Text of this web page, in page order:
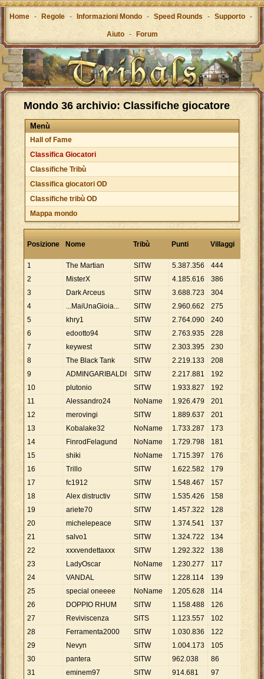
Home - Regole - Informazioni Mondo - Speed Rounds - Supporto -
Aiuto - Forum
Mondo 36 archivio: Classifiche giocatore
Menù
Hall of Fame
Classifica Giocatori
Classifiche Tribù
Classifica giocatori OD
Classifiche tribù OD
Mappa mondo
Posizione Nome Tribù Punti Villaggi
Punti
1
The Martian SITW 5.387.356 444
134
2
MisterX SITW 4.185.616 386 10
844
3
Dark Arceus SITW 3.688.723 304 . 134
4
...MaiUnaGioia... SITW 2.960.662 275 10
766
5
khry1 SITW 2.764.090 240
517
6
edootto94 SITW 2.763.935 228 12
123
7
keywest SITW 2.303.395 230 10
015
8
The Black Tank SITW 2.219.133 208
669
9
ADMINGARIBALDI SITW 2.217.881 192 11 . 551
10
plutonio SITW 1.933.827 192 .
11
Alessandro24 NoName 1.926.479 201
12
merovingi SITW 1.889.637 201
401
13
Kobalake32 NoName 1.733.287 173 10
019
14
FinrodFelagund NoName 1.729.798 181
15
shiki NoName 1.715.397 176 9
16
Trillo SITW 1.622.582 179
065
17
fc1912 SITW 1.548.467 157 9
18
Alex distructiv SITW 1.535.426 158
19
ariete70 SITW 1.457.322 128 11
20
michelepeace SITW 1.374.541 137 10
033
21
salvo1 SITW 1.324.722 134
22
xxxvendettaxxx SITW 1.292.322 138 9 365
23
LadyOscar NoName 1.230.277 117 .
515
24
VANDAL SITW 1.228.114 139
25
special oneeee NoName 1.205.628 114 .576
26
DOPPIO RHUM SITW 1.158.488 126 9
27
Reviviscenza SITS 1.123.557 102
015
28
Ferramenta2000 SITW 1.030.836 122 8
29
Nevyn SITW 1.004.173 105
30
pantera SITW 962.038 86 11
31
eminem97 SITW 914.681 97